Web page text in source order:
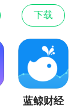
下载
蓝鲸财经